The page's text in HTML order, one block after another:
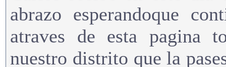
abrazo esperandoque
atraves de esta pagina
nuestro distrito que la